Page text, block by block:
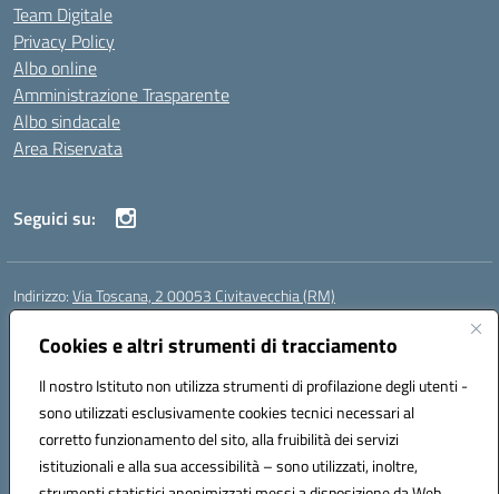
Cookies e altri strumenti di tracciamento
Il nostro Istituto non utilizza strumenti di profilazione degli utenti -
sono utilizzati esclusivamente cookies tecnici necessari al
corretto funzionamento del sito, alla fruibilità dei servizi
istituzionali e alla sua accessibilità – sono utilizzati, inoltre,
Team Digitale
Privacy Policy
Albo online
Amministrazione Trasparente
Albo sindacale
Area Riservata
Seguici su:
Indirizzo:Via Toscana, 2 00053 Civitavecchia (RM)
Centralino:
Posta elettronica certificata (PEC):rmic8b900g@pec.istruzione.it
Codice fiscale: 91038380589
Codice meccanografico:RMIC8B900G
Codice Indice delle Pubbliche Amministrazioni (IPA): istsc_rmic8b900g
Codice unico di fatturazione (CUF): UFP4NO